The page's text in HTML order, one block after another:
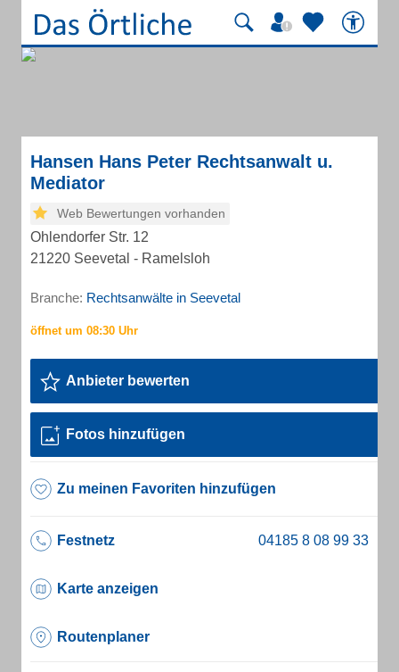
Hansen Hans Peter Rechtsanwalt u.
Mediator
Web Bewertungen vorhanden
Ohlendorfer Str. 12
21220 Seevetal - Ramelsloh
Branche: Rechtsanwälte in Seevetal
Anbieter bewerten
Fotos hinzufügen
Zu meinen Favoriten hinzufügen
Festnetz
Karte anzeigen
Routenplaner